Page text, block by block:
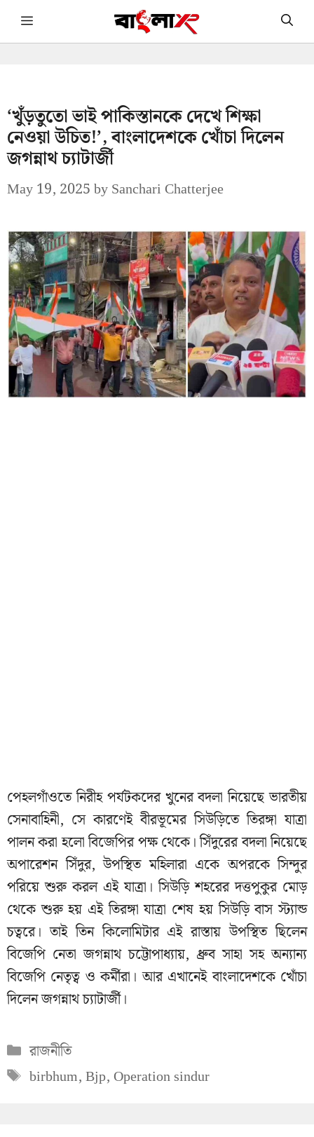
Skip Menu
‘খুঁড়তুতো ভাই পাকিস্তানকে দেখে শিক্ষা
নেওয়া উচিত!’, বাংলাদেশকে খোঁচা দিলেন
জগন্নাথ চ্যাটার্জী
May 19, 2025bySanchari Chatterjee
পেহলগাঁওতে নিরীহ পর্যটকদের খুনের বদলা নিয়েছে ভারতীয়
সেনাবাহিনী, সে কারণেই বীরভূমের সিউড়িতে তিরঙ্গা যাত্রা
পালন করা হলো বিজেপির পক্ষ থেকে। সিঁদুরের বদলা নিয়েছে
অপারেশন সিঁদুর, উপস্থিত মহিলারা একে অপরকে সিন্দুর
পরিয়ে শুরু করল এই যাত্রা। সিউড়ি শহরের দত্তপুকুর মোড়
থেকে শুরু হয় এই তিরঙ্গা যাত্রা শেষ হয় সিউড়ি বাস স্ট্যান্ড
চত্বরে। তাই তিন কিলোমিটার এই রাস্তায় উপস্থিত ছিলেন
বিজেপি নেতা জগন্নাথ চট্টোপাধ্যায়, ধ্রুব সাহা সহ অন্যান্য
বিজেপি নেতৃত্ব ও কর্মীরা। আর এখানেই বাংলাদেশকে খোঁচা
দিলেন জগন্নাথ চ্যাটার্জী।
Categories
রাজনীতি
Tags
birbhum,Bjp,Operation sindur